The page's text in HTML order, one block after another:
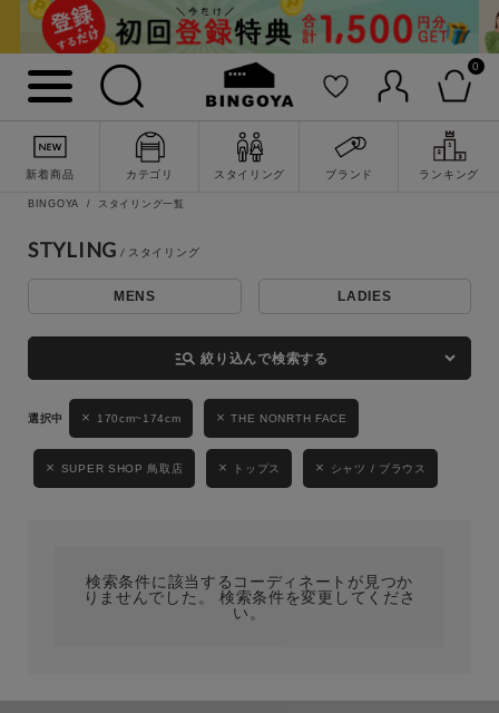
0
新着商品 カテゴリ スタイリング ブランド ランキング
詳細検索
キーワード
性別
MENS LADIES
ブランド
BINGOYA スタイリング一覧
STYLING
MENS LADIES
manage_search 絞り込んで検索する
170cm~174cm THE NONRTH FACE
SUPER SHOP 鳥取店 トップス シャツ / ブラウス
検索条件に該当するコーディネートが見つか
りませんでした。 検索条件を変更してくださ
い。